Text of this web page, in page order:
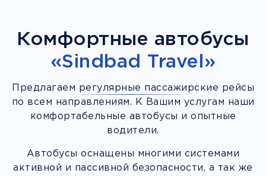
Комфортные автобусы
«Sindbad Travel»
Предлагаем регулярные пассажирские рейсы
по всем направлениям. К Вашим услугам наши
комфортабельные автобусы и опытные
водители.
Автобусы оснащены многими системами
активной и пассивной безопасности, а так же